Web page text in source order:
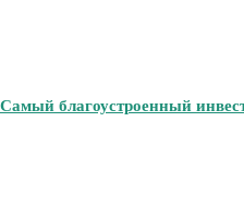
благоустроенный